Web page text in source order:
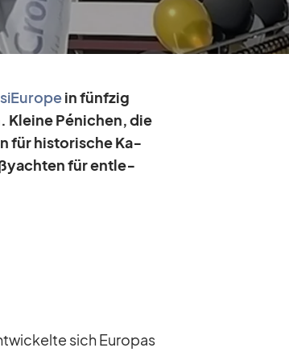
in fünf­zig
Kleine Pé­ni­chen, die
für his­to­ri­sche Ka­
für ent­le­
sich Eu­ro­pas